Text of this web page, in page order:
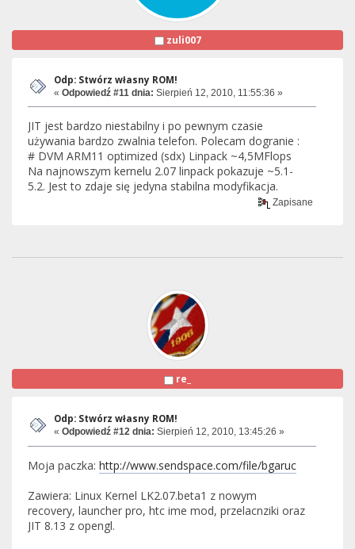
zuli007
Odp: Stwórz własny ROM!
« Odpowiedź #11 dnia: Sierpień 12, 2010, 11:55:36 »
JIT jest bardzo niestabilny i po pewnym czasie
używania bardzo zwalnia telefon. Polecam dogranie :
# DVM ARM11 optimized (sdx) Linpack ~4,5MFlops
Na najnowszym kernelu 2.07 linpack pokazuje ~5.1-
5.2. Jest to zdaje się jedyna stabilna modyfikacja.
Zapisane
re_
Odp: Stwórz własny ROM!
« Odpowiedź #12 dnia: Sierpień 12, 2010, 13:45:26 »
Moja paczka: http://www.sendspace.com/file/bgaruc
Zawiera: Linux Kernel LK2.07.beta1 z nowym
recovery, launcher pro, htc ime mod, przelacnziki oraz
JIT 8.13 z opengl.